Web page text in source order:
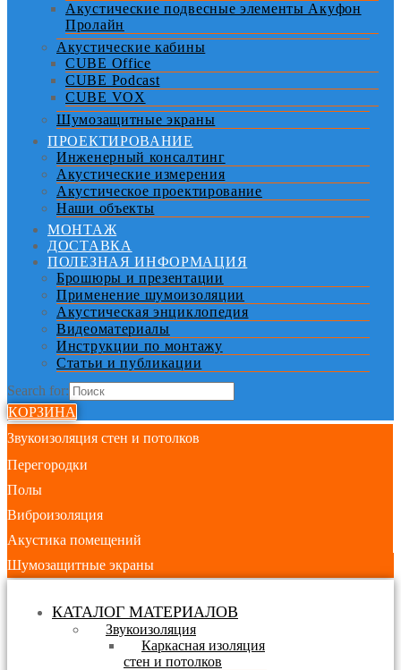
Акустические подвесные элементы Акуфон
Пролайн
Акустические кабины
CUBE Office
CUBE Podcast
CUBE VOX
Шумозащитные экраны
ПРОЕКТИРОВАНИЕ
Инженерный консалтинг
Акустические измерения
Акустическое проектирование
Наши объекты
МОНТАЖ
ДОСТАВКА
ПОЛЕЗНАЯ ИНФОРМАЦИЯ
Брошюры и презентации
Применение шумоизоляции
Акустическая энциклопедия
Видеоматериалы
Инструкции по монтажу
Статьи и публикации
Search for:
КОРЗИНА
Звукоизоляция стен и потолков
Перегородки
Полы
Виброизоляция
Акустика помещений
Шумозащитные экраны
КАТАЛОГ МАТЕРИАЛОВ
Звукоизоляция
Каркасная изоляция
стен и потолков